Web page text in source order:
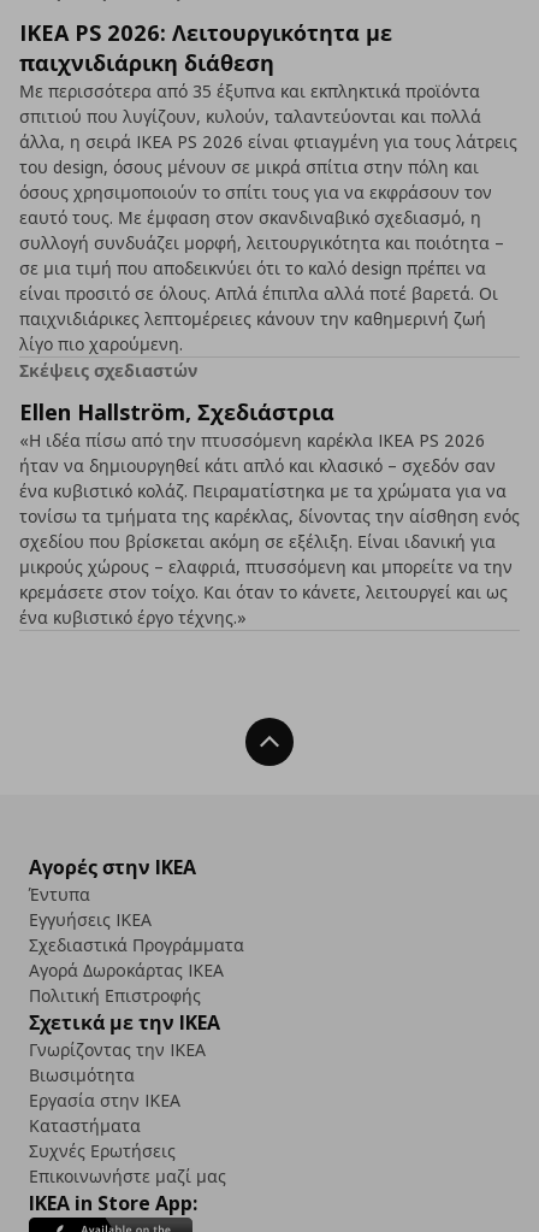
IKEA PS 2026: Λειτουργικότητα με
παιχνιδιάρικη διάθεση
Με περισσότερα από 35 έξυπνα και εκπληκτικά προϊόντα
σπιτιού που λυγίζουν, κυλούν, ταλαντεύονται και πολλά
άλλα, η σειρά IKEA PS 2026 είναι φτιαγμένη για τους λάτρεις
του design, όσους μένουν σε μικρά σπίτια στην πόλη και
όσους χρησιμοποιούν το σπίτι τους για να εκφράσουν τον
εαυτό τους. Με έμφαση στον σκανδιναβικό σχεδιασμό, η
συλλογή συνδυάζει μορφή, λειτουργικότητα και ποιότητα –
σε μια τιμή που αποδεικνύει ότι το καλό design πρέπει να
είναι προσιτό σε όλους. Απλά έπιπλα αλλά ποτέ βαρετά. Οι
παιχνιδιάρικες λεπτομέρειες κάνουν την καθημερινή ζωή
λίγο πιο χαρούμενη.
Σκέψεις σχεδιαστών
Ellen Hallström, Σχεδιάστρια
«Η ιδέα πίσω από την πτυσσόμενη καρέκλα IKEA PS 2026
ήταν να δημιουργηθεί κάτι απλό και κλασικό – σχεδόν σαν
ένα κυβιστικό κολάζ. Πειραματίστηκα με τα χρώματα για να
τονίσω τα τμήματα της καρέκλας, δίνοντας την αίσθηση ενός
σχεδίου που βρίσκεται ακόμη σε εξέλιξη. Είναι ιδανική για
μικρούς χώρους – ελαφριά, πτυσσόμενη και μπορείτε να την
κρεμάσετε στον τοίχο. Και όταν το κάνετε, λειτουργεί και ως
ένα κυβιστικό έργο τέχνης.»
Back To Top
Αγορές στην IKEA
Έντυπα
Εγγυήσεις IKEA
Σχεδιαστικά Προγράμματα
Αγορά Δωρoκάρτας IKEA
Πολιτική Επιστροφής
Σχετικά με την IKEA
Γνωρίζοντας την IKEA
Βιωσιμότητα
Εργασία στην IKEA
Καταστήματα
Συχνές Ερωτήσεις
Επικοινωνήστε μαζί μας
IKEA in Store App: